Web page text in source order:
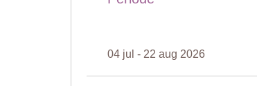
Uitgerust: parasols, ligstoelen, tafel, stoelen
04 jul - 22 aug 2026